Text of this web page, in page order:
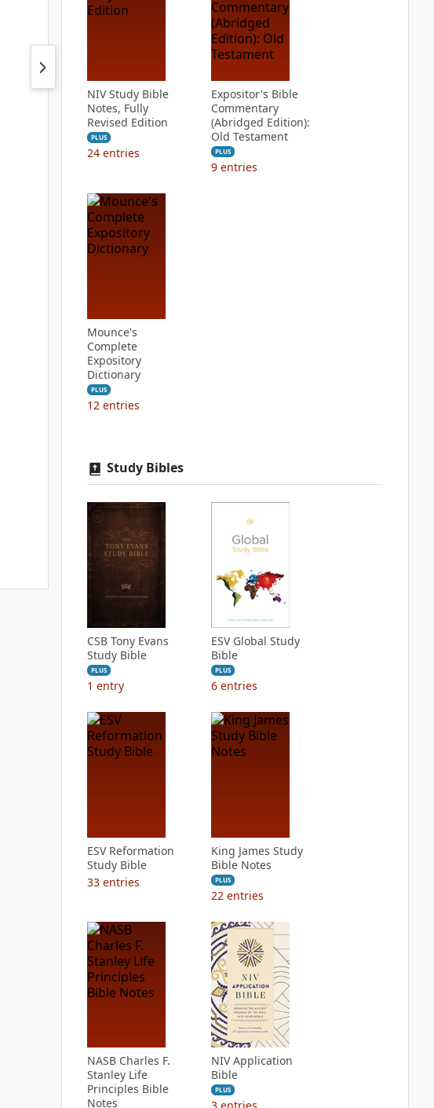
NIV Study Bible
Notes, Fully
Revised Edition
PLUS
24 entries
Expositor's Bible
Commentary
(Abridged Edition):
Old Testament
PLUS
9 entries
Mounce's
Complete
Expository
Dictionary
PLUS
12 entries
Study Bibles
CSB Tony Evans
Study Bible
PLUS
1 entry
ESV Global Study
Bible
PLUS
6 entries
ESV Reformation
Study Bible
33 entries
King James Study
Bible Notes
PLUS
22 entries
NASB Charles F.
Stanley Life
Principles Bible
Notes
NIV Application
Bible
PLUS